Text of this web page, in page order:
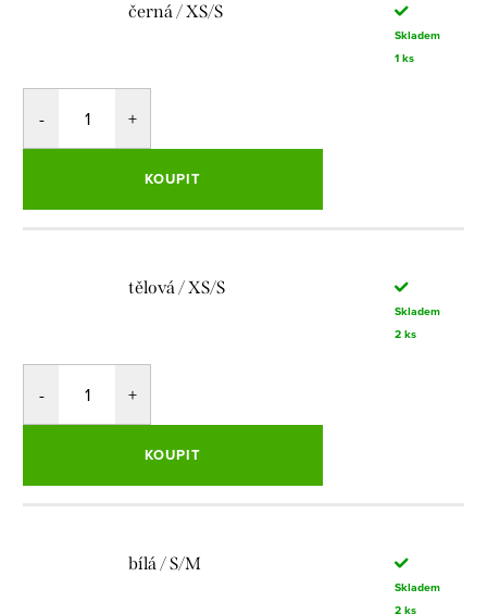
černá / XS/S
Skladem
1 ks
KOUPIT
tělová / XS/S
Skladem
2 ks
KOUPIT
bílá / S/M
Skladem
2 ks